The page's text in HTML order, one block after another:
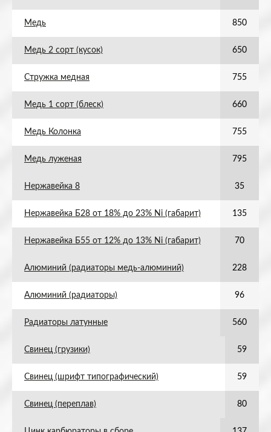
Медь 850
Медь 2 сорт (кусок) 650
Стружка медная 755
Медь 1 сорт (блеск) 660
Медь Колонка 755
Медь луженая 795
Нержавейка 8 35
Нержавейка Б28 от 18% до 23% Ni (габарит) 135
Нержавейка Б55 от 12% до 13% Ni (габарит) 70
Алюминий (радиаторы медь-алюминий) 228
Алюминий (радиаторы) 96
Радиаторы латунные 560
Свинец (грузики) 59
Свинец (шрифт типографический) 59
Свинец (переплав) 80